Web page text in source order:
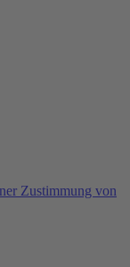
Zustimmung von